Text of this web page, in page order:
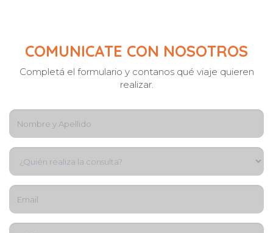
COMUNICATE CON NOSOTROS
Completá el formulario y contanos qué viaje quieren
realizar.